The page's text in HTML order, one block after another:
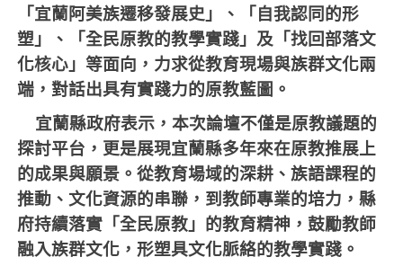
「宜蘭阿美族遷移發展史」、「自我認同的形
塑」、「全民原教的教學實踐」及「找回部落文
化核心」等面向，力求從教育現場與族群文化兩
端，對話出具有實踐力的原教藍圖。
宜蘭縣政府表示，本次論壇不僅是原教議題的
探討平台，更是展現宜蘭縣多年來在原教推展上
的成果與願景。從教育場域的深耕、族語課程的
推動、文化資源的串聯，到教師專業的培力，縣
府持續落實「全民原教」的教育精神，鼓勵教師
融入族群文化，形塑具文化脈絡的教學實踐。